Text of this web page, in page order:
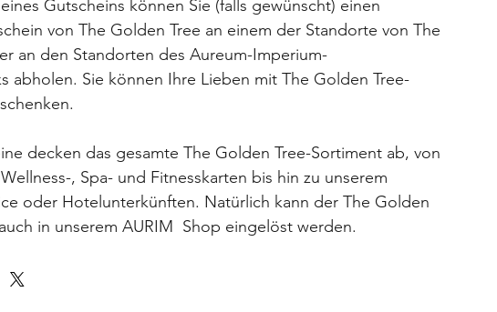
Gutscheins können Sie (falls gewünscht) einen
von The Golden Tree an einem der Standorte von The
an den Standorten des Aureum-Imperium-
abholen. Sie können Ihre Lieben mit The Golden Tree-
decken das gesamte The Golden Tree-Sortiment ab, von
, Spa- und Fitnesskarten bis hin zu unserem
oder Hotelunterkünften. Natürlich kann der The Golden
in unserem AURIM Shop eingelöst werden.